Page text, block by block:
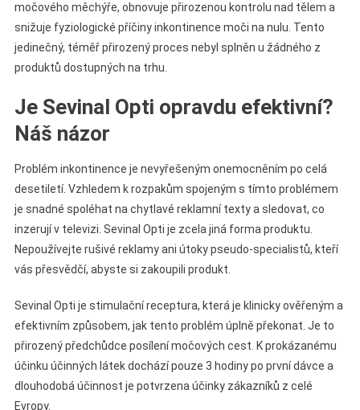
močového měchýře, obnovuje přirozenou kontrolu nad tělem a
snižuje fyziologické příčiny inkontinence moči na nulu. Tento
jedinečný, téměř přirozený proces nebyl splněn u žádného z
produktů dostupných na trhu.
Je Sevinal Opti opravdu efektivní?
Náš názor
Problém inkontinence je nevyřešeným onemocněním po celá
desetiletí. Vzhledem k rozpakům spojeným s tímto problémem
je snadné spoléhat na chytlavé reklamní texty a sledovat, co
inzerují v televizi. Sevinal Opti je zcela jiná forma produktu.
Nepoužívejte rušivé reklamy ani útoky pseudo-specialistů, kteří
vás přesvědčí, abyste si zakoupili produkt.
Sevinal Opti je stimulační receptura, která je klinicky ověřeným a
efektivním způsobem, jak tento problém úplně překonat. Je to
přirozený předchůdce posílení močových cest. K prokázanému
účinku účinných látek dochází pouze 3 hodiny po první dávce a
dlouhodobá účinnost je potvrzena účinky zákazníků z celé
Evropy.